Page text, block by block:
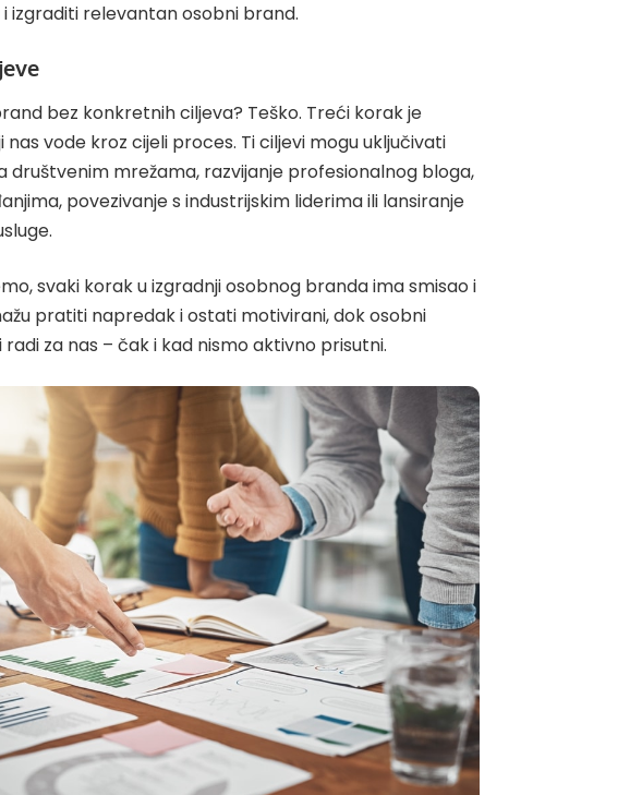
izgraditi relevantan osobni brand.
bez konkretnih ciljeva? Teško. Treći korak je
vode kroz cijeli proces. Ti ciljevi mogu uključivati
društvenim mrežama, razvijanje profesionalnog bloga,
povezivanje s industrijskim liderima ili lansiranje
svaki korak u izgradnji osobnog branda ima smisao i
pratiti napredak i ostati motivirani, dok osobni
za nas – čak i kad nismo aktivno prisutni.